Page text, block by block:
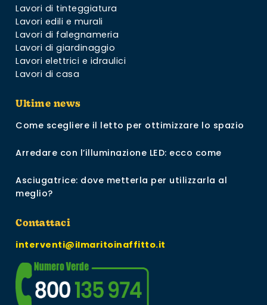
Lavori di tinteggiatura
Lavori edili e murali
Lavori di falegnameria
Lavori di giardinaggio
Lavori elettrici e idraulici
Lavori di casa
Ultime news
Come scegliere il letto per ottimizzare lo spazio
Arredare con l’illuminazione LED: ecco come
Asciugatrice: dove metterla per utilizzarla al
meglio?
Contattaci
interventi@ilmaritoinaffitto.it